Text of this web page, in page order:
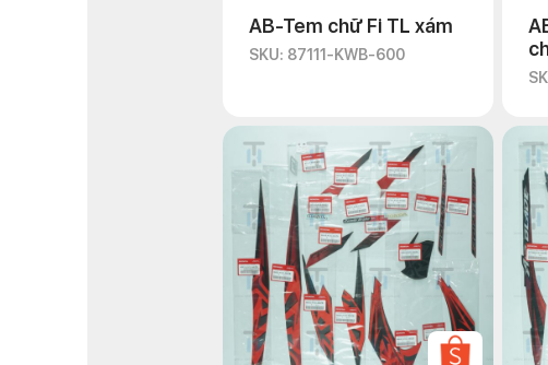
AB-Tem chữ Fi TL xám
SKU: 87111-KWB-600